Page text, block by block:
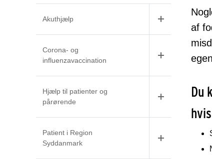
Akuthjælp
Corona- og
influenzavaccination
Hjælp til patienter og
pårørende
Patient i Region
Syddanmark
af
Du